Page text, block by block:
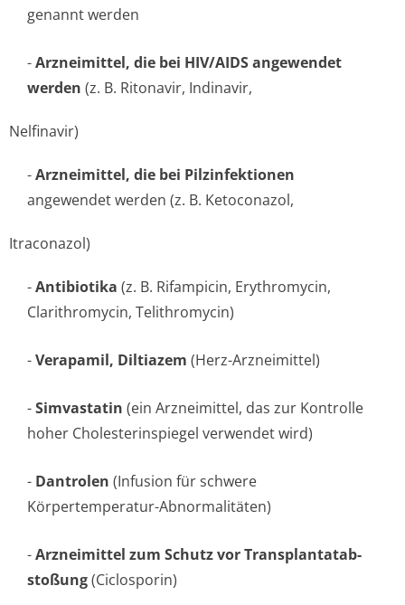
genannt werden
-Arzneimittel, die bei HIV/AIDS angewendet
werden (z. B. Ritonavir, Indinavir,
Nelfinavir)
-Arzneimittel, die bei Pilzinfektionen
angewendet werden (z. B. Ketoconazol,
Itraconazol)
-Antibiotika (z. B. Rifampicin, Erythromycin,
Clarithromycin, Telithromycin)
-Verapamil, Diltiazem (Herz-Arzneimittel)
-Simvastatin (ein Arzneimittel, das zur Kontrolle
hoher Cholesterinspiegel verwendet wird)
- Dantrolen (Infusion für schwere
Körpertemperatur-Abnormalitäten)
-Arzneimittel zum Schutz vor Transplantatab­
stoßung(Ciclosporin)